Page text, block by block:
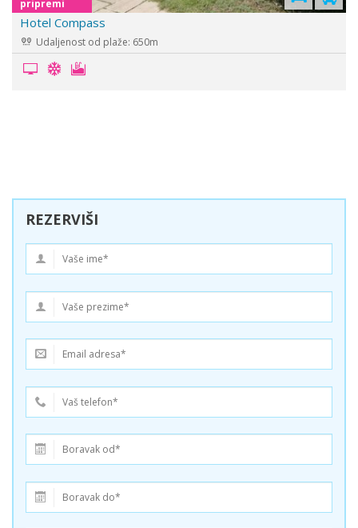
pripremi
Hotel Alteya
Udaljenost od plaže: 800m
REZERVIŠI